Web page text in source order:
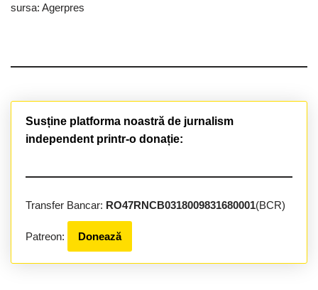
sursa: Agerpres
Susține platforma noastră de jurnalism
independent printr-o donație:
Transfer Bancar: RO47RNCB0318009831680001(BCR)
Patreon: Donează